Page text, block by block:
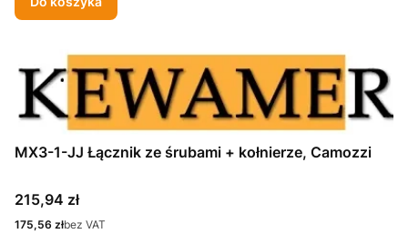
MX3-1-JJ Łącznik ze śrubami + kołnierze, Camozzi
Cena
215,94 zł
Cena
175,56 złbez VAT